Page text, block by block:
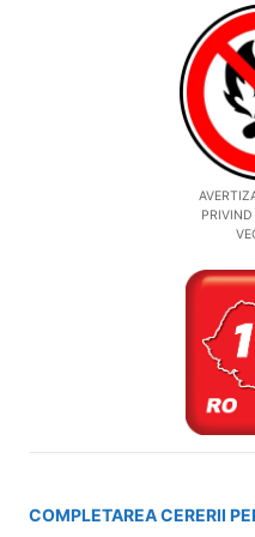
PRIVIND
COMPLETAREA CERERII